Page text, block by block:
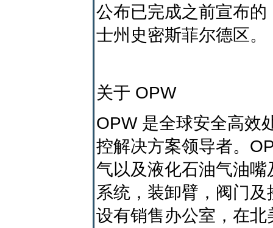
公布已完成之前宣布
士州史密斯菲尔德区。
关于 OPW
OPW 是全球安全高效
控解决方案领导者。
气以及液化石油气油
系统，装卸臂，阀门
设有销售办公室，在